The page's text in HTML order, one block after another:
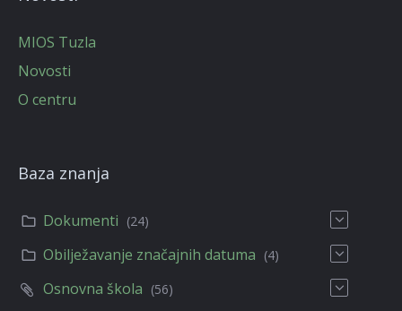
MIOS Tuzla
Novosti
O centru
Baza znanja
Dokumenti (24)
Obilježavanje značajnih datuma (4)
Osnovna škola (56)